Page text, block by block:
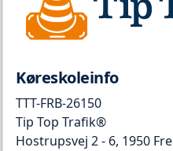
Køreskoleinfo
TTT-FRB-26150
Tip Top Trafik®
Hostrupsvej 2 - 6, 1950